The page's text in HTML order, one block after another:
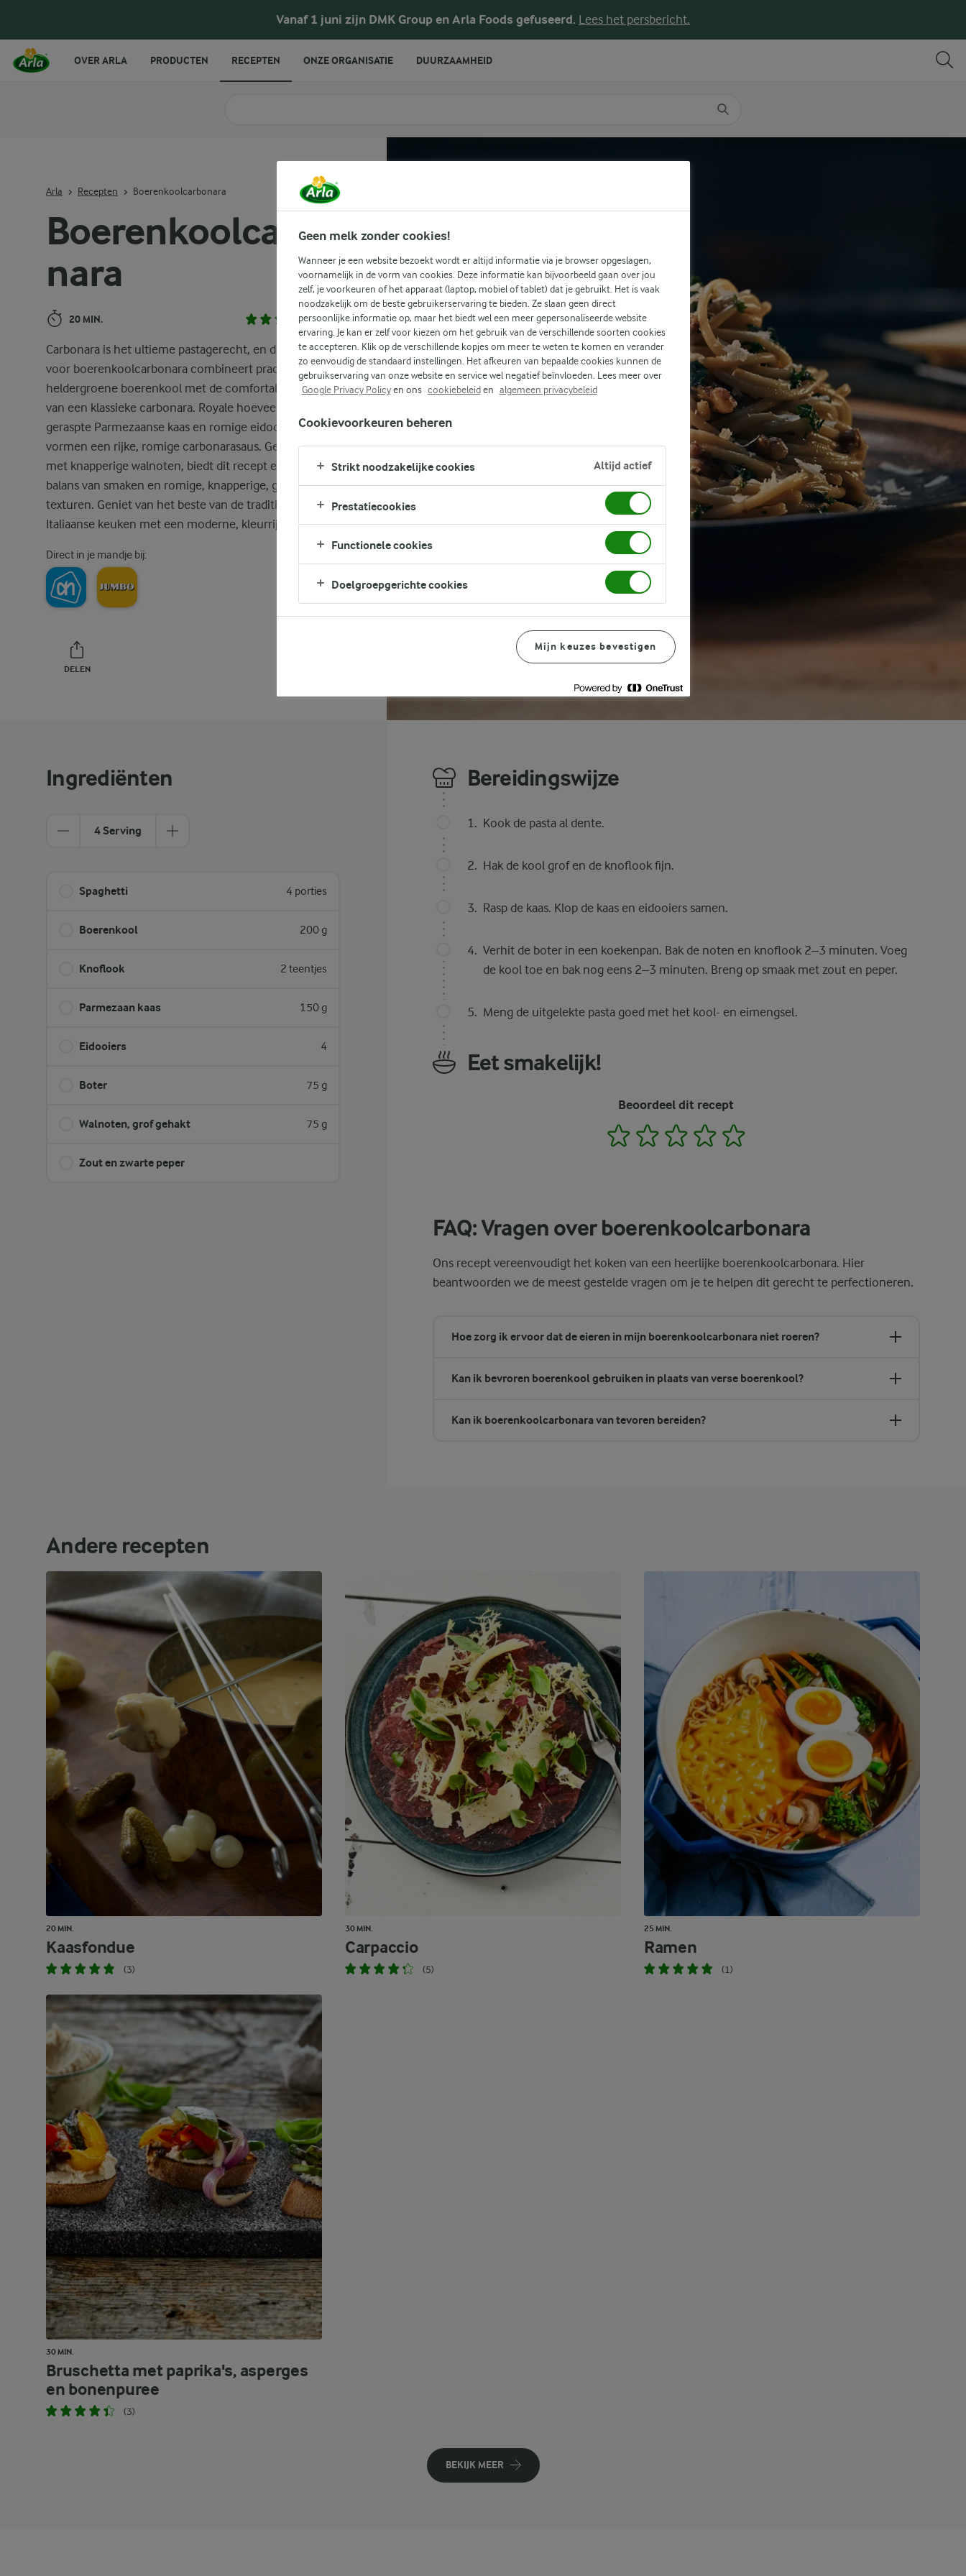
Vanaf 1 juni zijn DMK Group en Arla Foods gefuseerd. Lees het persbericht.
Boerenkoolcarbo
nara
20 MIN. (1)
Carbonara is het ultieme pastagerecht, en dit recept
voor boerenkoolcarbonara combineert prachtig de
heldergroene boerenkool met de comfortabele smaak
van een klassieke carbonara. Royale hoeveelheden
geraspte Parmezaanse kaas en romige eidooiers
vormen een rijke, romige carbonarasaus. Gegarneerd
met knapperige walnoten, biedt dit recept een perfecte
balans van smaken en romige, knapperige, gladde
texturen. Geniet van het beste van de traditionele
Italiaanse keuken met een moderne, kleurrijke twist.
Direct in je mandje bij:
DELEN
Arla Recepten Boerenkoolcarbonara
Ingrediënten
4 Serving
Spaghetti 4 porties
Boerenkool 200 g
Knoflook 2 teentjes
Parmezaan kaas 150 g
Eidooiers 4
Boter 75 g
Walnoten, grof gehakt 75 g
Zout en zwarte peper
Bereidingswijze
Kook de pasta al dente.
Hak de kool grof en de knoflook fijn.
Rasp de kaas. Klop de kaas en eidooiers samen.
Verhit de boter in een koekenpan. Bak de noten en knoflook 2–3 minuten. Voeg
de kool toe en bak nog eens 2–3 minuten. Breng op smaak met zout en peper.
Meng de uitgelekte pasta goed met het kool- en eimengsel.
Eet smakelijk!
Beoordeel dit recept
1 2 3 4
FAQ: Vragen over boerenkoolcarbonara
Ons recept vereenvoudigt het koken van een heerlijke boerenkoolcarbonara. Hier
beantwoorden we de meest gestelde vragen om je te helpen dit gerecht te perfectioneren.
Hoe zorg ik ervoor dat de eieren in mijn boerenkoolcarbonara niet roeren?
Kan ik bevroren boerenkool gebruiken in plaats van verse boerenkool?
Kan ik boerenkoolcarbonara van tevoren bereiden?
Andere recepten
20 MIN.
Kaasfondue
(3)
30 MIN.
Carpaccio
(5)
25 MIN.
Ramen
(1)
30 MIN.
Bruschetta met paprika's, asperges
en bonenpuree
(3)
BEKIJK MEER
OVER ARLA PRODUCTEN RECEPTEN ONZE ORGANISATIE DUURZAAMHEID
Geen melk zonder cookies!
Wanneer je een website bezoekt wordt er altijd informatie via je browser opgeslagen,
voornamelijk in de vorm van cookies. Deze informatie kan bijvoorbeeld gaan over jou
zelf, je voorkeuren of het apparaat (laptop, mobiel of tablet) dat je gebruikt. Het is vaak
noodzakelijk om de beste gebruikerservaring te bieden. Ze slaan geen direct
persoonlijke informatie op, maar het biedt wel een meer gepersonaliseerde website
ervaring. Je kan er zelf voor kiezen om het gebruik van de verschillende soorten cookies
te accepteren. Klik op de verschillende kopjes om meer te weten te komen en verander
zo eenvoudig de standaard instellingen. Het afkeuren van bepaalde cookies kunnen de
gebruikservaring van onze website en service wel negatief beïnvloeden. Lees meer over
Google Privacy Policyen ons cookiebeleiden algemeen privacybeleid
Cookievoorkeuren beheren
Strikt noodzakelijke cookies Altijd actief
Prestatiecookies
Functionele cookies
Doelgroepgerichte cookies
Mijn keuzes bevestigen